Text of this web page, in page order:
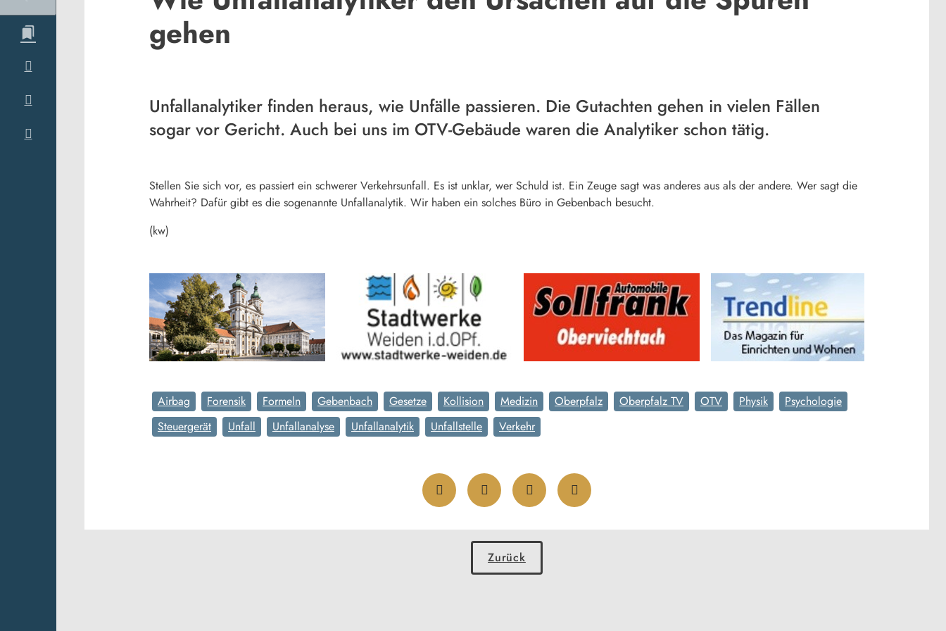
gehen
Unfallanalytiker finden heraus, wie Unfälle passieren. Die Gutachten gehen in vielen Fällen
sogar vor Gericht. Auch bei uns im OTV-Gebäude waren die Analytiker schon tätig.
Stellen Sie sich vor, es passiert ein schwerer Verkehrsunfall. Es ist unklar, wer Schuld ist. Ein Zeuge sagt was anderes aus als der andere. Wer sagt die
Wahrheit? Dafür gibt es die sogenannte Unfallanalytik. Wir haben ein solches Büro in Gebenbach besucht.
(kw)
Airbag Forensik Formeln Gebenbach Gesetze Kollision Medizin Oberpfalz Oberpfalz TV OTV Physik
Psychologie
Steuergerät
Unfall Unfallanalyse Unfallanalytik Unfallstelle Verkehr
Zurück